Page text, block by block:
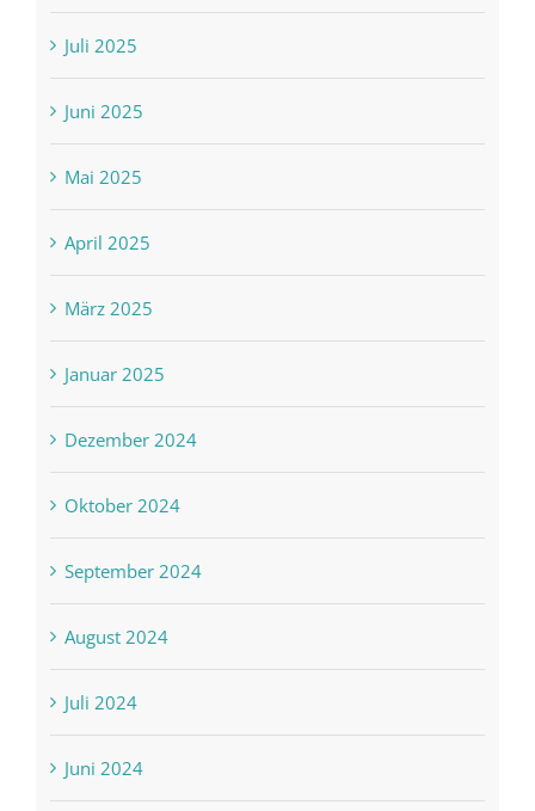
Juli 2025
Juni 2025
Mai 2025
April 2025
März 2025
Januar 2025
Dezember 2024
Oktober 2024
September 2024
August 2024
Juli 2024
Juni 2024